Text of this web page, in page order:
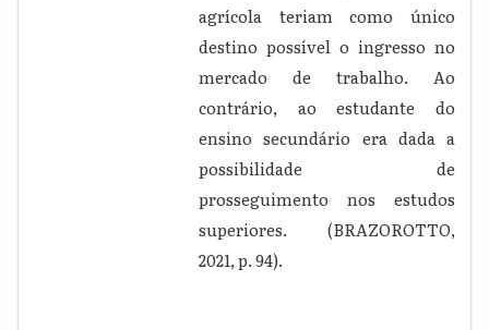
agrícola teriam como único
destino possível o ingresso no
mercado de trabalho. Ao
contrário, ao estudante do
ensino secundário era dada a
possibilidade de
prosseguimento nos estudos
superiores. (BRAZOROTTO,
2021, p. 94).